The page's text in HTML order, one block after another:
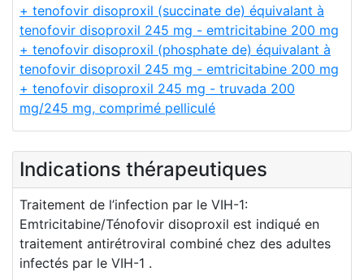
+ tenofovir disoproxil (succinate de) équivalant à
tenofovir disoproxil 245 mg - emtricitabine 200 mg
+ tenofovir disoproxil (phosphate de) équivalant à
tenofovir disoproxil 245 mg - emtricitabine 200 mg
+ tenofovir disoproxil 245 mg - truvada 200
mg/245 mg, comprimé pelliculé
Indications thérapeutiques
Traitement de l’infection par le VIH-1:
Emtricitabine/Ténofovir disoproxil est indiqué en
traitement antirétroviral combiné chez des adultes
infectés par le VIH-1 .